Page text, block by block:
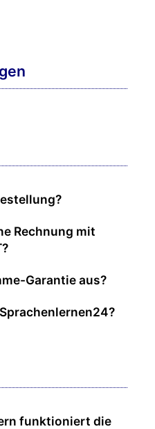
Rechnung mit
Garantie aus?
funktioniert die